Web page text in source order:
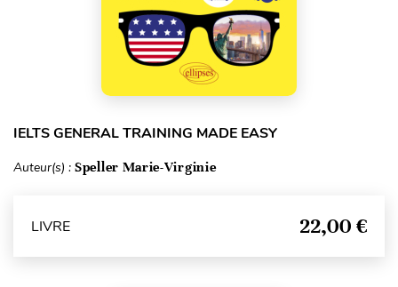
IELTS GENERAL TRAINING MADE EASY
Auteur(s) : Speller Marie-Virginie
LIVRE 22,00 €